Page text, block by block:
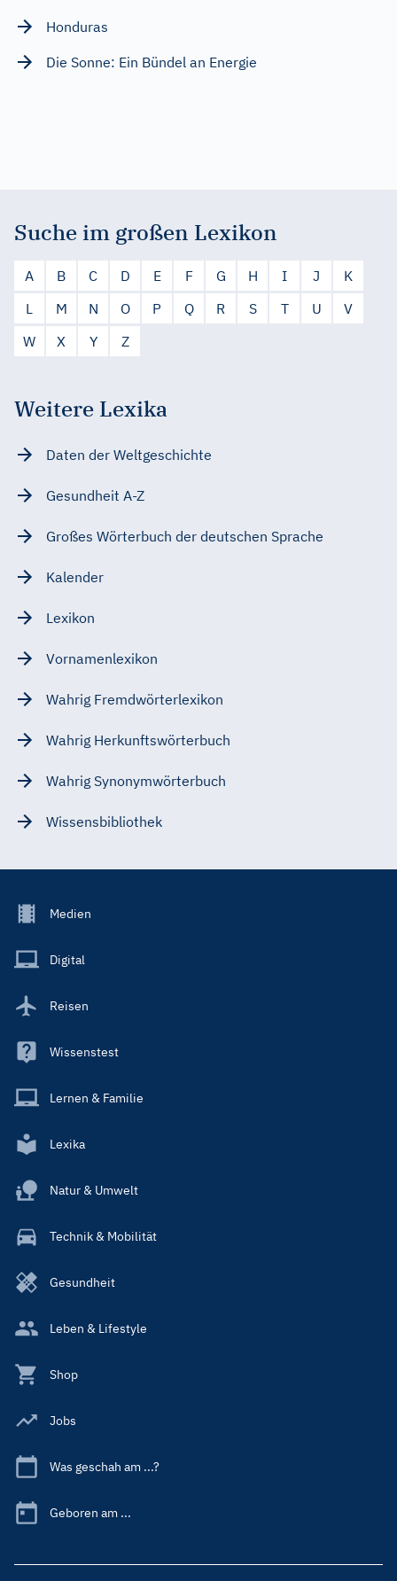
Honduras
Die Sonne: Ein Bündel an Energie
Suche im großen Lexikon
A B C D E F G H I J
K
L
M N O P Q R S T U
V
W
X Y Z
Weitere Lexika
Daten der Weltgeschichte
Gesundheit A-Z
Großes Wörterbuch der deutschen Sprache
Kalender
Lexikon
Vornamenlexikon
Wahrig Fremdwörterlexikon
Wahrig Herkunftswörterbuch
Wahrig Synonymwörterbuch
Wissensbibliothek
Footer
Main
Medien
Digital
Reisen
Wissenstest
Lernen & Familie
Lexika
Natur & Umwelt
Technik & Mobilität
Gesundheit
Leben & Lifestyle
Shop
Jobs
Was geschah am ...?
Geboren am ...